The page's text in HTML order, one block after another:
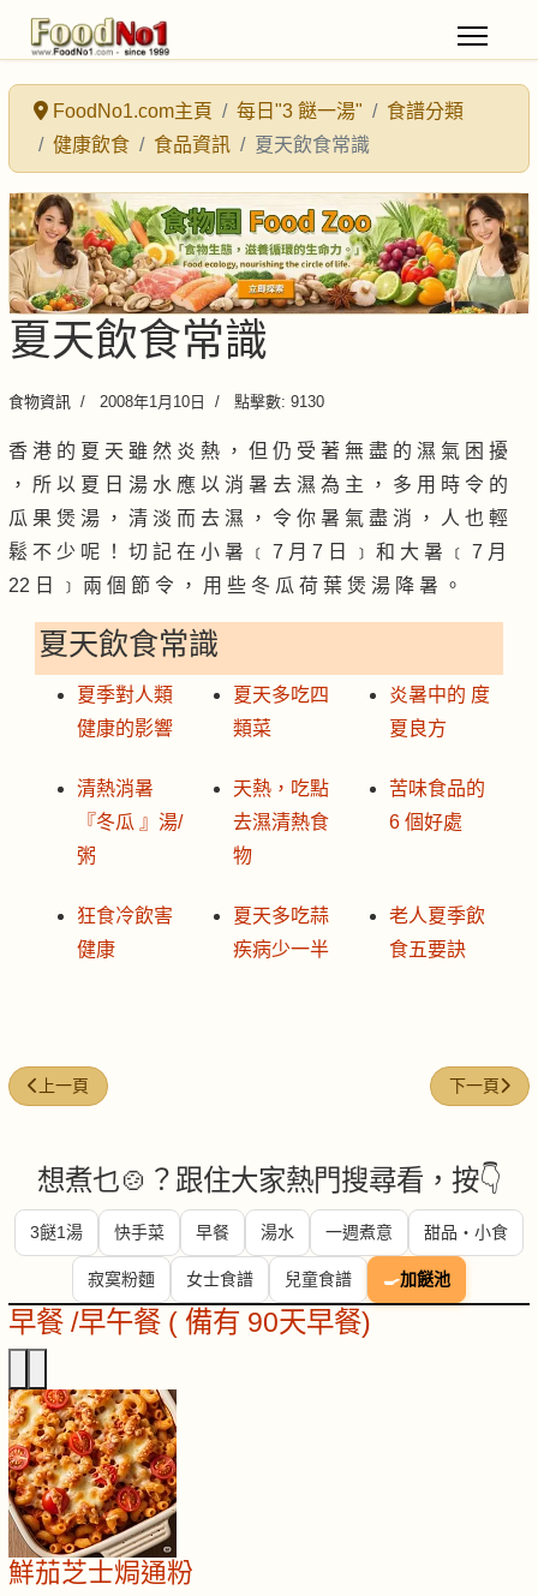
FoodNo1.com主頁 每日"3 餸一湯"
食譜分類
健康飲食
食品資訊 夏天飲食常識
夏天飲食常識
食物資訊 2008年1月10日 點擊數: 9130
香 港 的 夏 天 雖 然 炎 熱 ， 但 仍 受 著 無 盡 的 濕 氣 困 擾
， 所 以 夏 日 湯 水 應 以 消 暑 去 濕 為 主 ， 多 用 時 令 的
瓜 果 煲 湯 ， 清 淡 而 去 濕 ， 令 你 暑 氣 盡 消 ， 人 也 輕
鬆 不 少 呢 ！ 切 記 在 小 暑 ﹝ 7 月 7 日 ﹞ 和 大 暑 ﹝ 7 月
22 日 ﹞ 兩 個 節 令 ， 用 些 冬 瓜 荷 葉 煲 湯 降 暑 。
夏天飲食常識
夏季對人類
健康的影響
夏天多吃四
類菜
炎暑中的 度
夏良方
清熱消暑
『冬瓜 』湯/
粥
天熱，吃點
去濕清熱食
物
苦味食品的
6 個好處
狂食冷飲害
健康
夏天多吃蒜
疾病少一半
老人夏季飲
食五要訣
上一篇文章: 健康的煮食法
上一頁 下一篇文章
下一頁
想煮乜🍲？跟住大家熱門搜尋看，按👇
3餸1湯 快手菜 早餐 湯水 一週煮意 甜品・小食
寂寞粉麵 女士食譜 兒童食譜 🍳加餸池
早餐 /早午餐 ( 備有 90天早餐)
鮮茄芝士焗通粉